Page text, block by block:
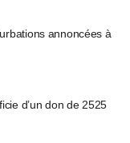
annoncées à
d’un don de 2525